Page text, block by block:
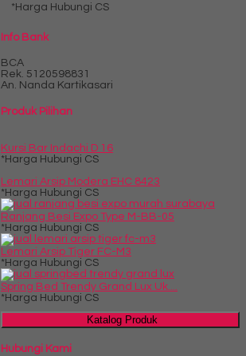
*Harga Hubungi CS
Info Bank
BCA
Rek. 5120598831
An. Nanda Kartikasari
Produk Pilihan
Kursi Bar Indachi D 16
*Harga Hubungi CS
Lemari Arsip Modera EHC 8423
*Harga Hubungi CS
Ranjang Besi Expo Type M-BB-05
*Harga Hubungi CS
Lemari Arsip Tiger FC-M3
*Harga Hubungi CS
Spring Bed Trendy Grand Lux Uk....
*Harga Hubungi CS
Katalog Produk
Hubungi Kami